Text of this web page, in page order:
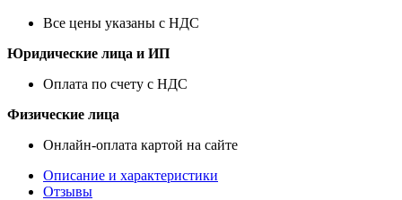
Все цены указаны с НДС
Юридические лица и ИП
Оплата по счету с НДС
Физические лица
Онлайн-оплата картой на сайте
Описание и характеристики
Отзывы